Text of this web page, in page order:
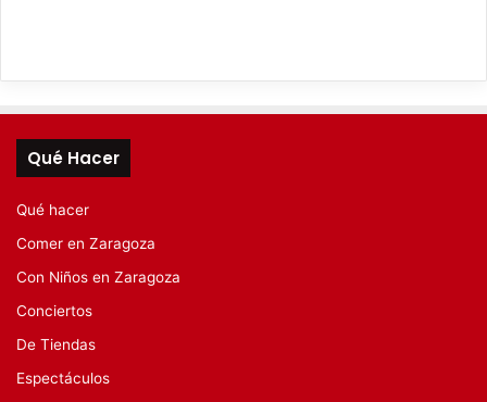
Qué Hacer
Qué hacer
Comer en Zaragoza
Con Niños en Zaragoza
Conciertos
De Tiendas
Espectáculos